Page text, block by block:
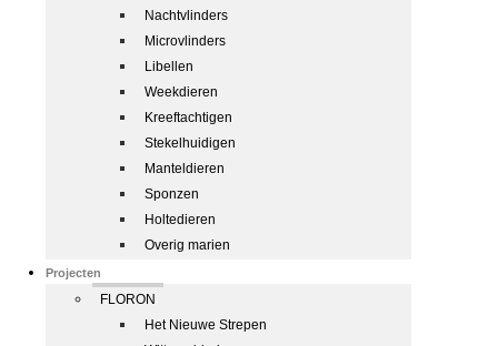
Nachtvlinders
Microvlinders
Libellen
Weekdieren
Kreeftachtigen
Stekelhuidigen
Manteldieren
Sponzen
Holtedieren
Overig marien
Projecten
FLORON
Het Nieuwe Strepen